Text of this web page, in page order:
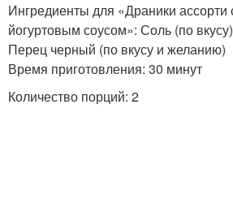
Ингредиенты для «Драники ассорти
йогуртовым соусом»: Соль (по
Перец черный (по вкусу и желанию)
Время приготовления: 30 минут
Количество порций: 2